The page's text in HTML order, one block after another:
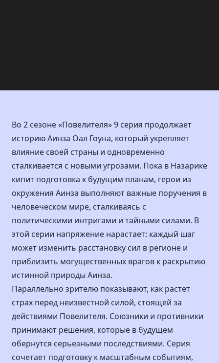
Во 2 сезоне «Повелителя» 9 серия продолжает
историю Аинза Оал Гоуна, который укрепляет
влияние своей страны и одновременно
сталкивается с новыми угрозами. Пока в Назарике
кипит подготовка к будущим планам, герои из
окружения Аинза выполняют важные поручения в
человеческом мире, сталкиваясь с
политическими интригами и тайными силами. В
этой серии напряжение нарастает: каждый шаг
может изменить расстановку сил в регионе и
приблизить могущественных врагов к раскрытию
истинной природы Аинза.
Параллельно зрителю показывают, как растет
страх перед неизвестной силой, стоящей за
действиями Повелителя. Союзники и противники
принимают решения, которые в будущем
обернутся серьезными последствиями. Серия
сочетает подготовку к масштабным событиям,